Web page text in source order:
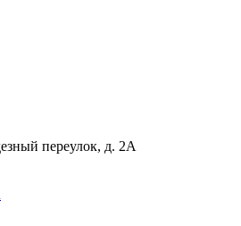
переулок, д. 2А